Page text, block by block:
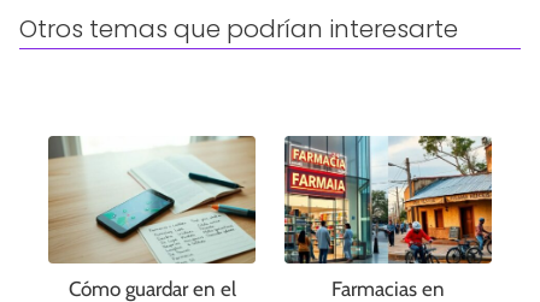
Otros temas que podrían interesarte
Cómo guardar en el
Farmacias en